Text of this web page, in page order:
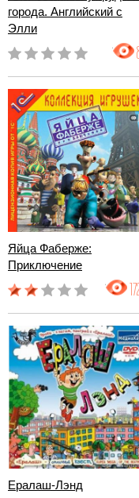
города. Английский с
Элли
Яйца Фаберже:
Приключение
Ералаш-Лэнд